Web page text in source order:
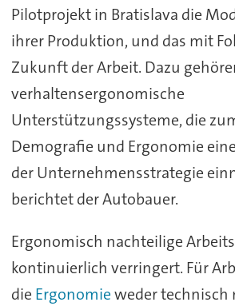
Pilotprojekt in Bratislava die
ihrer Produktion, und das mit
Zukunft der Arbeit. Dazu
verhaltensergonomische
Unterstützungssysteme, die
Demografie und Ergonomie
der Unternehmensstrategie
berichtet der Autobauer.
Ergonomisch nachteilige
kontinuierlich verringert. Für
die Ergonomieweder technisch